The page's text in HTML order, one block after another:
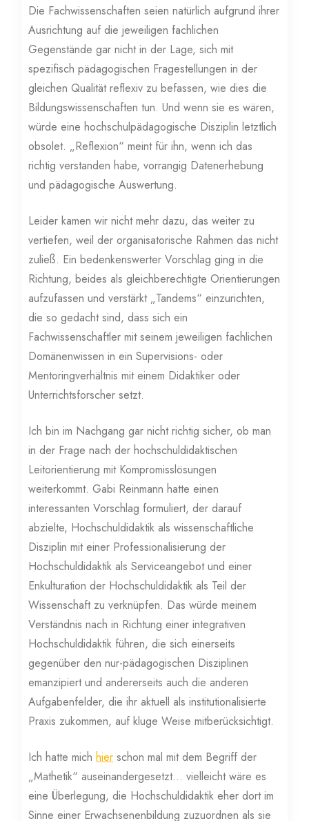
Die Fachwissenschaften seien natürlich aufgrund ihrer
Ausrichtung auf die jeweiligen fachlichen
Gegenstände gar nicht in der Lage, sich mit
spezifisch pädagogischen Fragestellungen in der
gleichen Qualität reflexiv zu befassen, wie dies die
Bildungswissenschaften tun. Und wenn sie es wären,
würde eine hochschulpädagogische Disziplin letztlich
obsolet. „Reflexion“ meint für ihn, wenn ich das
richtig verstanden habe, vorrangig Datenerhebung
und pädagogische Auswertung.
Leider kamen wir nicht mehr dazu, das weiter zu
vertiefen, weil der organisatorische Rahmen das nicht
zuließ. Ein bedenkenswerter Vorschlag ging in die
Richtung, beides als gleichberechtigte Orientierungen
aufzufassen und verstärkt „Tandems“ einzurichten,
die so gedacht sind, dass sich ein
Fachwissenschaftler mit seinem jeweiligen fachlichen
Domänenwissen in ein Supervisions- oder
Mentoringverhältnis mit einem Didaktiker oder
Unterrichtsforscher setzt.
Ich bin im Nachgang gar nicht richtig sicher, ob man
in der Frage nach der hochschuldidaktischen
Leitorientierung mit Kompromisslösungen
weiterkommt. Gabi Reinmann hatte einen
interessanten Vorschlag formuliert, der darauf
abzielte, Hochschuldidaktik als wissenschaftliche
Disziplin mit einer Professionalisierung der
Hochschuldidaktik als Serviceangebot und einer
Enkulturation der Hochschuldidaktik als Teil der
Wissenschaft zu verknüpfen. Das würde meinem
Verständnis nach in Richtung einer integrativen
Hochschuldidaktik führen, die sich einerseits
gegenüber den nur-pädagogischen Disziplinen
emanzipiert und andererseits auch die anderen
Aufgabenfelder, die ihr aktuell als institutionalisierte
Praxis zukommen, auf kluge Weise mitberücksichtigt.
Ich hatte michhier schon mal mit dem Begriff der
„Mathetik“ auseinandergesetzt… vielleicht wäre es
eine Überlegung, die Hochschuldidaktik eher dort im
Sinne einer Erwachsenenbildung zuzuordnen als sie